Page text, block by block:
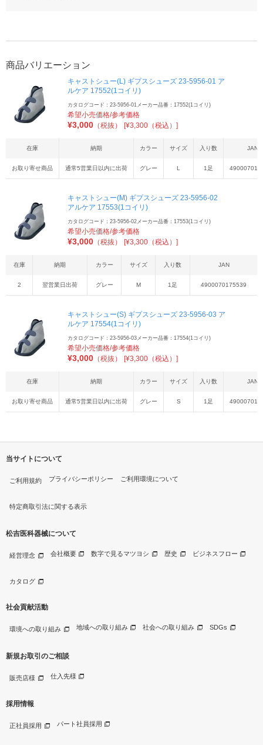
商品バリエーション
キャストシュー(L) ギプスシューズ 23-5956-01 ア
ルケア 17552(1コイリ)
カタログコード：23-5956-01メーカー品番：17552(1コイリ)
希望小売価格/参考価格
¥3,000 （税抜） [¥3,300（税込）]
在庫 納期 カラー サイズ 入り数 JAN
お取り寄せ商品 通常5営業日以内に出荷 グレー L 1足
キャストシュー(M) ギプスシューズ 23-5956-02
アルケア 17553(1コイリ)
カタログコード：23-5956-02メーカー品番：17553(1コイリ)
希望小売価格/参考価格
¥3,000 （税抜） [¥3,300（税込）]
在庫 納期 カラー サイズ 入り数 JAN
2 翌営業日出荷 グレー M 1足 4900070175539
キャストシュー(S) ギプスシューズ 23-5956-03 ア
ルケア 17554(1コイリ)
カタログコード：23-5956-03メーカー品番：17554(1コイリ)
希望小売価格/参考価格
¥3,000 （税抜） [¥3,300（税込）]
在庫 納期 カラー サイズ 入り数 JAN
お取り寄せ商品 通常5営業日以内に出荷 グレー S 1足
当サイトについて
ご利用規約 プライバシーポリシー ご利用環境について
特定商取引法に関する表示
松吉医科器械について
経営理念 会社概要 数字で見るマツヨシ 歴史 ビジネスフロー
カタログ
社会貢献活動
環境への取り組み 地域への取り組み 社会への取り組み SDGs
新規お取引のご相談
販売店様 仕入先様
採用情報
正社員採用 パート社員採用